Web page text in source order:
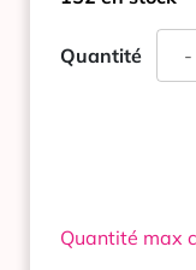
Quantité -
Quantité max